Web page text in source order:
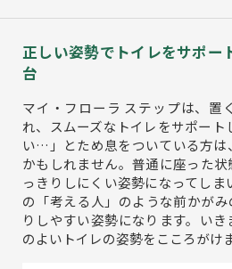
正しい姿勢でトイレをサポー
台
マイ・フローラ ステップは、置
れ、スムーズなトイレをサポート
い…」とため息をついている方は
かもしれません。普通に座った
っきりしにくい姿勢になってしま
の「考える人」のような前かが
りしやすい姿勢になります。い
のよいトイレの姿勢をこころがけ